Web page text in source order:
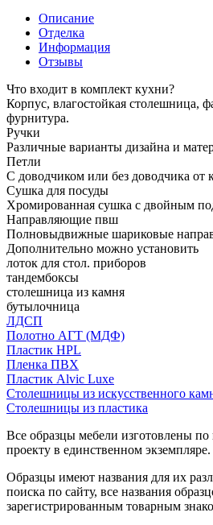
Описание
Отделка
Информация
Отзывы
Что входит в комплект кухни?
Корпус, влагостойкая столешница,
фурнитура.
Ручки
Различные варианты дизайна и
Петли
С доводчиком или без доводчика от
Сушка для посуды
Хромированная сушка с двойным
Направляющие пвш
Полновыдвижные шариковые
Дополнительно можно установить
лоток для стол. приборов
тандембоксы
столешница из камня
бутылочница
ЛДСП
Полотно АГТ (МДФ)
Пластик HPL
Пленка ПВХ
Пластик Alvic Luxe
Столешницы из искусственного
Столешницы из пластика
Все образцы мебели изготовлены
проекту в единственном экземпляре.
Образцы имеют названия для их
поиска по сайту, все названия
зарегистрированным товарным